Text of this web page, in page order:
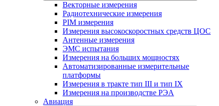
Векторные измерения
Радиотехнические измерения
PIM измерения
Измерения высокоскоростных средств ЦОС
Антенные измерения
ЭМС испытания
Измерения на больших мощностях
Автоматизированные измерительные
платформы
Измерения в тракте тип III и тип IX
Измерения на производстве РЭА
Авиация